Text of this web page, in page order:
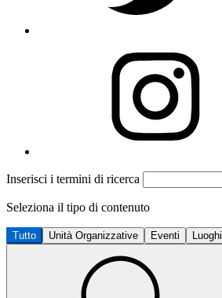
Inserisci i termini di ricerca
Seleziona il tipo di contenuto
Tutto Unità Organizzative Eventi Luoghi